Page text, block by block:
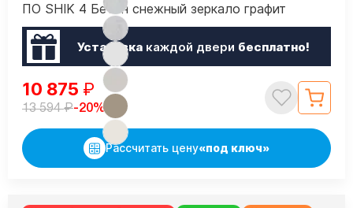
ПО SHIK 4 Бетон снежный зеркало графит
Установкакаждой двери бесплатно!
10 875 ₽
13 594₽-20%
Рассчитать цену«под ключ»